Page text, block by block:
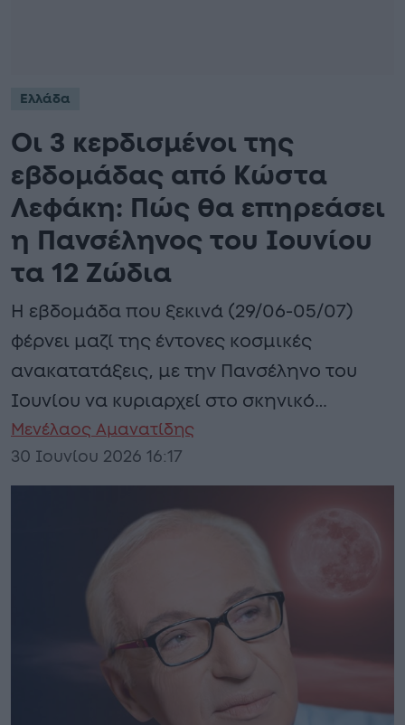
Ελλάδα
Οι 3 κεpδισμένοι της
εβδομάδας από Κώστα
Λεφάκη: Πώς θα επηρεάσει
η Πανσέληνος του Ιουνίου
τα 12 Ζώδια
Η εβδομάδα που ξεκινά (29/06-05/07)
φέρνει μαζί της έντονες κοσμικές
ανακατατάξεις, με την Πανσέληνο του
Ιουνίου να κυριαρχεί στο σκηνικό…
Μενέλαος Αμανατίδης
30 Ιουνίου 2026 16:17